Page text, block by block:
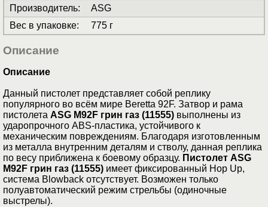
Производитель:
ASG
Вес в упаковке: 775 г
Описание
Описание
Данный пистолет представляет собой реплику
популярного во всём мире Beretta 92F. Затвор и рама
пистолета ASG M92F грин газ (11555) выполнены из
ударопрочного ABS-пластика, устойчивого к
механическим повреждениям. Благодаря изготовленным
из металла внутренним деталям и стволу, данная реплика
по весу приближена к боевому образцу. Пистолет ASG
M92F грин газ (11555) имеет фиксированный Hop Up,
система Blowback отсутствует. Возможен только
полуавтоматический режим стрельбы (одиночные
выстрелы).